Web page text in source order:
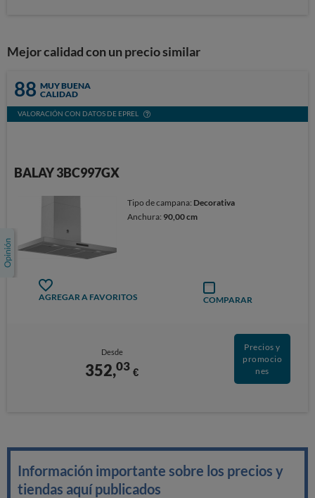
Mejor calidad con un precio similar
88 MUY BUENA
CALIDAD
VALORACIÓN CON DATOS DE EPREL
BALAY 3BC997GX
Tipo de campana: Decorativa
Anchura: 90,00 cm
AGREGAR A FAVORITOS COMPARAR
Desde
352,03 €
Precios y
promocio
nes
Información importante sobre los precios y
tiendas aquí publicados